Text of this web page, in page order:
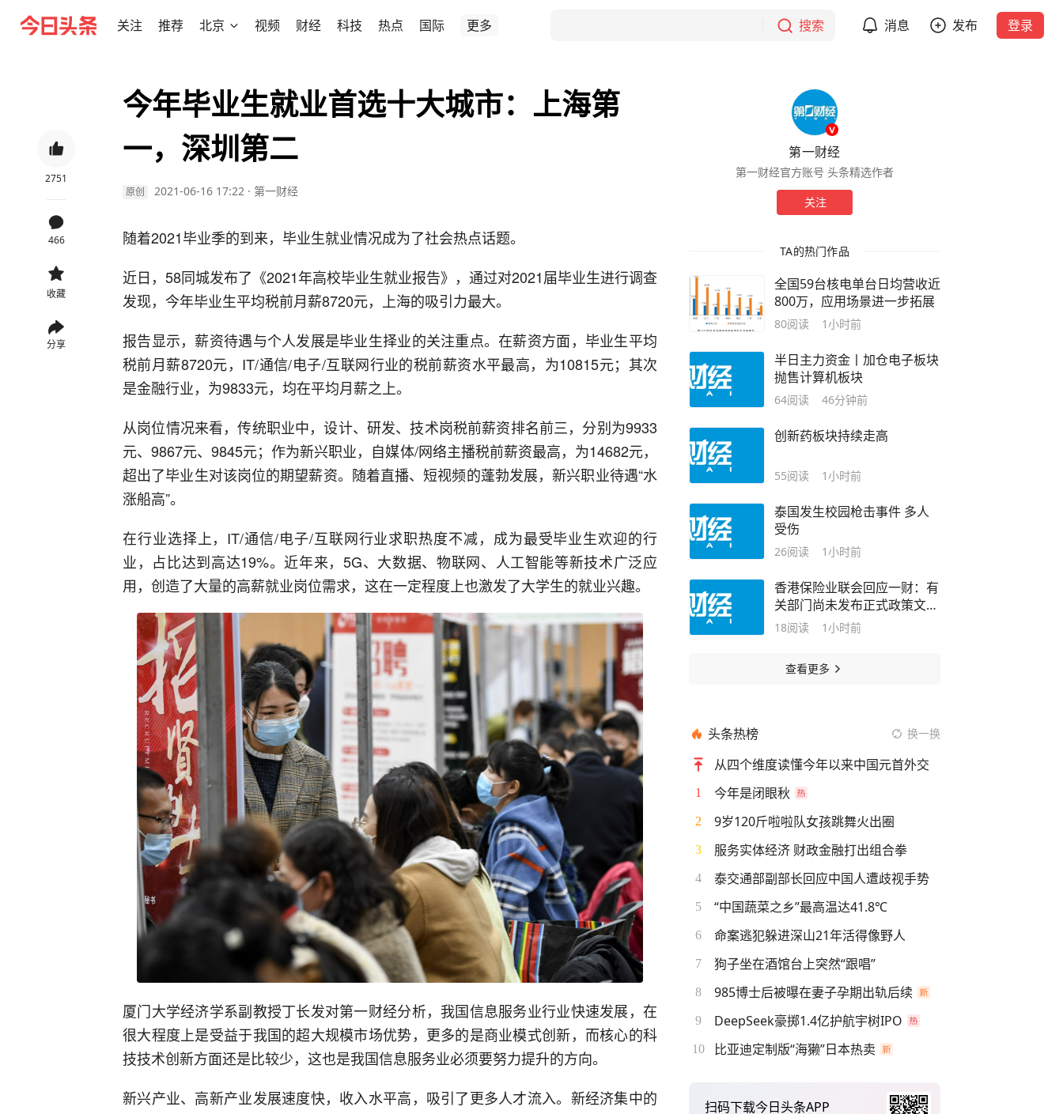
关注 推荐 北京 视频 财经 科技 热点 国际 更多 搜索 消息 发布 登录
2751
466
收藏
分享
今年毕业生就业首选十大城市：上海第
一，深圳第二
原创 2021-06-16 17:22 · 第一财经
随着2021毕业季的到来，毕业生就业情况成为了社会热点话题。
近日，58同城发布了《2021年高校毕业生就业报告》，通过对2021届毕业生进行调查
发现，今年毕业生平均税前月薪8720元，上海的吸引力最大。
报告显示，薪资待遇与个人发展是毕业生择业的关注重点。在薪资方面，毕业生平均
税前月薪8720元，IT/通信/电子/互联网行业的税前薪资水平最高，为10815元；其次
是金融行业，为9833元，均在平均月薪之上。
从岗位情况来看，传统职业中，设计、研发、技术岗税前薪资排名前三，分别为9933
元、9867元、9845元；作为新兴职业，自媒体/网络主播税前薪资最高，为14682元，
超出了毕业生对该岗位的期望薪资。随着直播、短视频的蓬勃发展，新兴职业待遇“水
涨船高”。
在行业选择上，IT/通信/电子/互联网行业求职热度不减，成为最受毕业生欢迎的行
业，占比达到高达19%。近年来，5G、大数据、物联网、人工智能等新技术广泛应
用，创造了大量的高薪就业岗位需求，这在一定程度上也激发了大学生的就业兴趣。
厦门大学经济学系副教授丁长发对第一财经分析，我国信息服务业行业快速发展，在
很大程度上是受益于我国的超大规模市场优势，更多的是商业模式创新，而核心的科
技技术创新方面还是比较少，这也是我国信息服务业必须要努力提升的方向。
新兴产业、高新产业发展速度快，收入水平高，吸引了更多人才流入。新经济集中的
第一财经
第一财经官方账号 头条精选作者
关注
TA的热门作品
全国59台核电单台日均营收近
800万，应用场景进一步拓展
80阅读 1小时前
半日主力资金丨加仓电子板块
抛售计算机板块
64阅读 46分钟前
创新药板块持续走高
55阅读 1小时前
泰国发生校园枪击事件 多人
受伤
26阅读 1小时前
香港保险业联会回应一财：有
关部门尚未发布正式政策文
件，港险市场仍具竞争力
18阅读 1小时前
查看更多
头条热榜 换一换
从四个维度读懂今年以来中国元首外交
1 今年是闭眼秋
2 9岁120斤啦啦队女孩跳舞火出圈
3 服务实体经济 财政金融打出组合拳
4 泰交通部副部长回应中国人遭歧视手势
5 “中国蔬菜之乡”最高温达41.8℃
6 命案逃犯躲进深山21年活得像野人
7 狗子坐在酒馆台上突然“跟唱”
8 985博士后被曝在妻子孕期出轨后续
9 DeepSeek豪掷1.4亿护航宇树IPO
10 比亚迪定制版“海獭”日本热卖
扫码下载今日头条APP